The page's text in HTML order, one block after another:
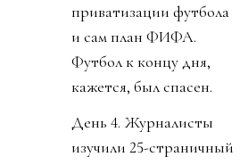
приватизации футбола
и сам план ФИФА.
Футбол к концу дня,
кажется, был спасен.
День 4. Журналисты
изучили 25-страничный